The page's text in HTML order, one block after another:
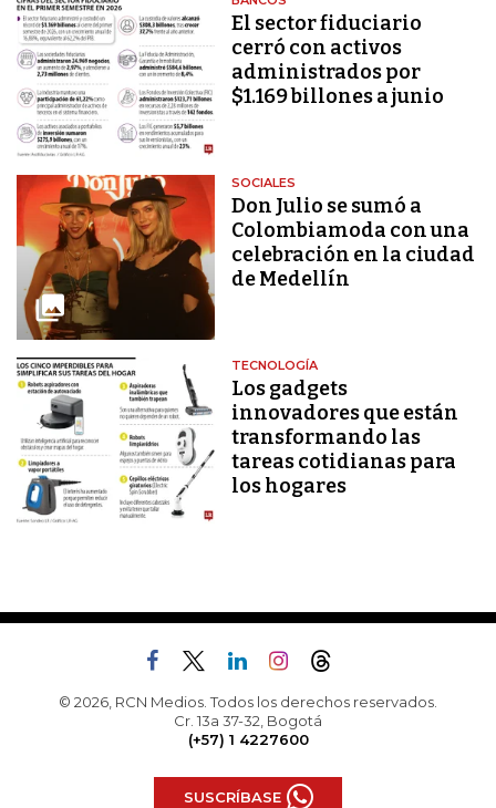
El sector fiduciario
cerró con activos
administrados por
$1.169 billones a junio
SOCIALES
Don Julio se sumó a
Colombiamoda con una
celebración en la ciudad
de Medellín
TECNOLOGÍA
Los gadgets
innovadores que están
transformando las
tareas cotidianas para
los hogares
© 2026, RCN Medios. Todos los derechos reservados.
Cr. 13a 37-32, Bogotá
(+57) 1 4227600
SUSCRÍBASE